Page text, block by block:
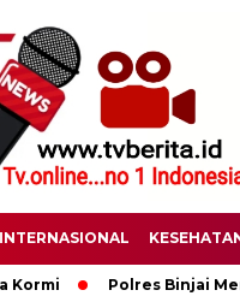
INTERNASIONAL
Polres Binjai